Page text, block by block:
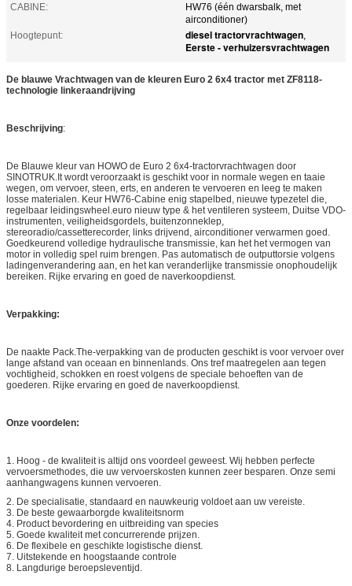
CABINE:
HW76 (één dwarsbalk, met
airconditioner)
Hoogtepunt:
diesel tractorvrachtwagen,
Eerste - verhuizersvrachtwagen
De blauwe Vrachtwagen van de kleuren Euro 2 6x4 tractor met ZF8118-
technologie linkeraandrijving
Beschrijving:
De Blauwe kleur van HOWO de Euro 2 6x4-tractorvrachtwagen door
SINOTRUK.It wordt veroorzaakt is geschikt voor in normale wegen en taaie
wegen, om vervoer, steen, erts, en anderen te vervoeren en leeg te maken
losse materialen. Keur HW76-Cabine enig stapelbed, nieuwe typezetel die,
regelbaar leidingswheel.euro nieuw type & het ventileren systeem, Duitse VDO-
instrumenten, veiligheidsgordels, buitenzonneklep,
stereoradio/cassetterecorder, links drijvend, airconditioner verwarmen goed.
Goedkeurend volledige hydraulische transmissie, kan het het vermogen van
motor in volledig spel ruim brengen. Pas automatisch de outputtorsie volgens
ladingenverandering aan, en het kan veranderlijke transmissie onophoudelijk
bereiken. Rijke ervaring en goed de naverkoopdienst.
Verpakking:
De naakte Pack.The-verpakking van de producten geschikt is voor vervoer over
lange afstand van oceaan en binnenlands. Ons tref maatregelen aan tegen
vochtigheid, schokken en roest volgens de speciale behoeften van de
goederen. Rijke ervaring en goed de naverkoopdienst.
Onze voordelen:
1. Hoog - de kwaliteit is altijd ons voordeel geweest. Wij hebben perfecte
vervoersmethodes, die uw vervoerskosten kunnen zeer besparen. Onze semi
aanhangwagens kunnen vervoeren.
2. De specialisatie, standaard en nauwkeurig voldoet aan uw vereiste.
3. De beste gewaarborgde kwaliteitsnorm
4. Product bevordering en uitbreiding van species
5. Goede kwaliteit met concurrerende prijzen.
6. De flexibele en geschikte logistische dienst.
7. Uitstekende en hoogstaande controle
8. Langdurige beroepsleventijd.